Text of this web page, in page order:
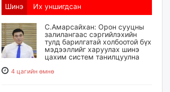
Шинэ Их уншигдсан
С.Амарсайхан: Орон сууцны
залилангаас сэргийлэхийн
тулд барилгатай холбоотой бүх
мэдээллийг харуулах шинэ
цахим систем танилцуулна
4 цагийн өмнө